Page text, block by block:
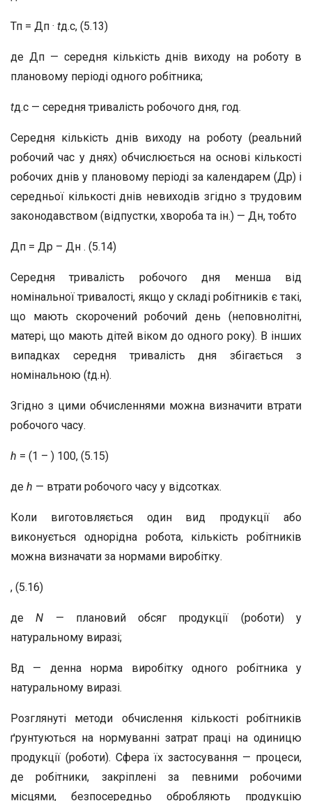
Тп = Дп · tд.c, (5.13)
де Дп — середня кількість днів виходу на роботу в
плановому періоді одного робітника;
tд.c — середня тривалість робочого дня, год.
Середня кількість днів виходу на роботу (реальний
робочий час у днях) обчислюється на основі кількості
робочих днів у плановому періоді за календарем (Др) і
середньої кількості днів невиходів згідно з трудовим
законодавством (відпустки, хвороба та ін.) — Дн, тобто
Дп = Др – Дн . (5.14)
Середня тривалість робочого дня менша від
номінальної тривалості, якщо у складі робітників є такі,
що мають скорочений робочий день (неповнолітні,
матері, що мають дітей віком до одного року). В інших
випадках середня тривалість дня збігається з
номінальною (tд.н).
Згідно з цими обчисленнями можна визначити втрати
робочого часу.
h = (1 – ) 100, (5.15)
де h — втрати робочого часу у відсотках.
Коли виготовляється один вид продукції або
виконується однорідна робота, кількість робітників
можна визначати за нормами виробітку.
, (5.16)
деN — плановий обсяг продукції (роботи) у
натуральному виразі;
Вд — денна норма виробітку одного робітника у
натуральному виразі.
Розглянуті методи обчислення кількості робітників
ґрунтуються на нормуванні затрат праці на одиницю
продукції (роботи). Сфера їх застосування — процеси,
де робітники, закріплені за певними робочими
місцями, безпосередньо обробляють продукцію